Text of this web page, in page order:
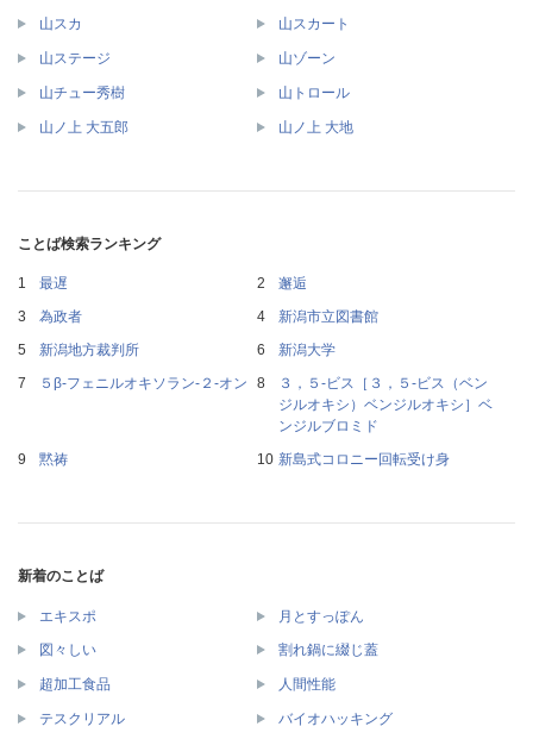
山スカ 山スカート
山ステージ 山ゾーン
山チュー秀樹 山トロール
山ノ上 大五郎 山ノ上 大地
ことば検索ランキング
最遅
邂逅
為政者
新潟市立図書館
新潟地方裁判所
新潟大学
５β‐フェニルオキソラン‐２‐オン
３，５‐ビス［３，５‐ビス（ベン
ジルオキシ）ベンジルオキシ］ベ
ンジルブロミド
黙祷
新島式コロニー回転受け身
新着のことば
エキスポ 月とすっぽん
図々しい 割れ鍋に綴じ蓋
超加工食品 人間性能
テスクリアル バイオハッキング